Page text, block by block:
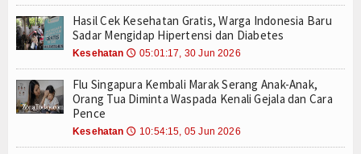
Ceramah
Hikmah
Index Berita
Hari Kanker Paru-Paru Sedunia 1 Agustus:
National Girlfriend Day 1 Agustus: Bukan
UPN Veteran Jatim Hadirkan AI untuk Deteksi
Prabowo Tantang Daerah Berlomba Jadi Kota
ISPA Mengintai di Musim Kemarau, Dokter
National Chocolate Chip Cookie Day 4 Agustus:
Jadwal dan Venue Semifinal Piala Presiden 2026
Kolaborasi KKN UPN Veteran Jatim dan UNIZAR
Hasil Cek Kesehatan Gratis, Warga Indonesia Baru
Sadar Mengidap Hipertensi dan Diabetes
Kesehatan 🕔 05:01:17, 30 Jun 2026
Flu Singapura Kembali Marak Serang Anak-Anak,
Orang Tua Diminta Waspada Kenali Gejala dan Cara
Pence
Kesehatan 🕔 10:54:15, 05 Jun 2026